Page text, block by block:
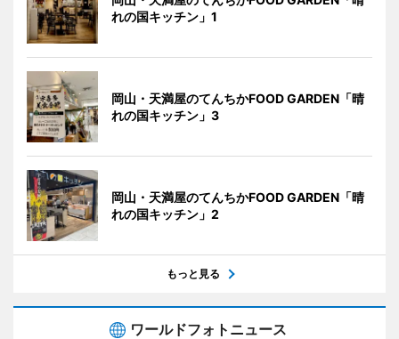
れの国キッチン」1
岡山・天満屋のてんちかFOOD GARDEN「晴
れの国キッチン」3
岡山・天満屋のてんちかFOOD GARDEN「晴
れの国キッチン」2
もっと見る
ワールドフォトニュース